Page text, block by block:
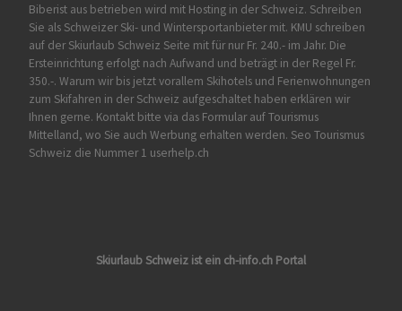
Biberist aus betrieben wird mit Hosting in der Schweiz. Schreiben
Sie als Schweizer Ski- und Wintersportanbieter mit. KMU schreiben
auf der Skiurlaub Schweiz Seite mit für nur Fr. 240.- im Jahr. Die
Ersteinrichtung erfolgt nach Aufwand und beträgt in der Regel Fr.
350.-. Warum wir bis jetzt vorallem Skihotels und Ferienwohnungen
zum Skifahren in der Schweiz aufgeschaltet haben erklären wir
Ihnen gerne. Kontakt bitte via das Formular aufTourismus
Mittelland, wo Sie auch Werbung erhalten werden. Seo Tourismus
Schweiz die Nummer 1 userhelp.ch
Skiurlaub Schweiz ist ein ch-info.ch Portal